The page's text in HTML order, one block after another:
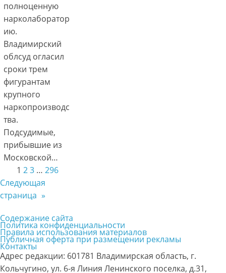
полноценную
нарколаборатор
ию.
Владимирский
облсуд огласил
сроки трем
фигурантам
крупного
наркопроизводс
тва.
Подсудимые,
прибывшие из
Московской…
1 23 … 296
Следующая
страница »
Содержание сайта
Политика конфиденциальности
Правила использования материалов
Публичная оферта при размещении рекламы
Контакты
Адрес редакции: 601781 Владимирская область, г.
Кольчугино, ул. 6-я Линия Ленинского поселка, д.31,